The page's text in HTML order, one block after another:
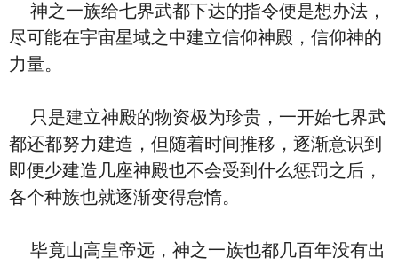
神之一族给七界武都下达的指令便是想办法，
尽可能在宇宙星域之中建立信仰神殿，信仰神的
力量。
只是建立神殿的物资极为珍贵，一开始七界武
都还都努力建造，但随着时间推移，逐渐意识到
即便少建造几座神殿也不会受到什么惩罚之后，
各个种族也就逐渐变得怠惰。
毕竟山高皇帝远，神之一族也都几百年没有出